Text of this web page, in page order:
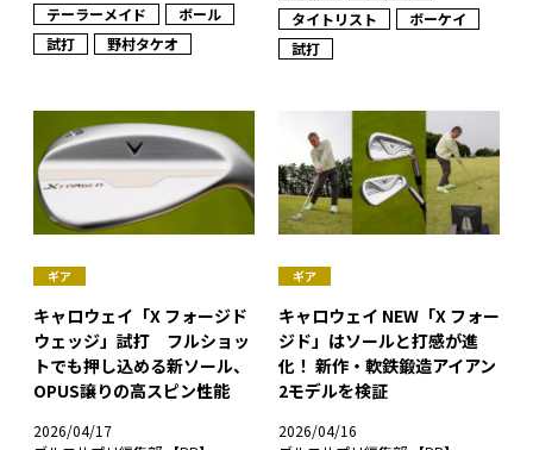
テーラーメイド
ボール
試打
野村タケオ
タイトリスト
ボーケイ
試打
ギア
キャロウェイ「X フォージド
ウェッジ」試打 フルショッ
トでも押し込める新ソール、
OPUS譲りの高スピン性能
2026/04/17
ギア
キャロウェイ NEW「X フォー
ジド」はソールと打感が進
化！ 新作・軟鉄鍛造アイアン
2モデルを検証
2026/04/16